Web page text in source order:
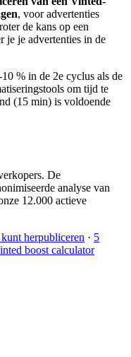
, voor advertenties
de kans op een
je je advertenties in de
% in de 2e cyclus als de
om tijd te
(15 min) is voldoende
De
analyse van
12.000 actieve
herpubliceren · 5
boost calculator